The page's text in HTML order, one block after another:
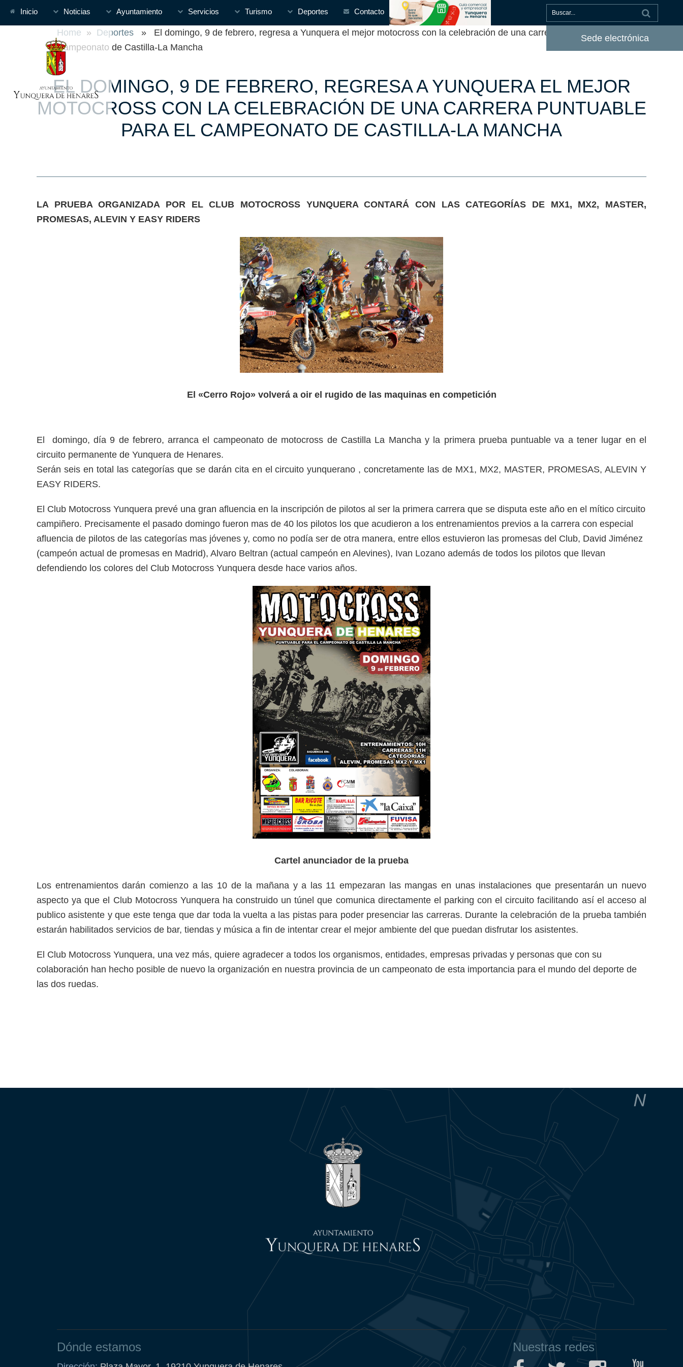
Inicio Noticias Ayuntamiento Servicios Turismo Deportes Contacto
Sede electrónica
Home » Deportes » El domingo, 9 de febrero, regresa a Yunquera el mejor motocross con la celebración de una carrera puntuable para el
Campeonato de Castilla-La Mancha
EL DOMINGO, 9 DE FEBRERO, REGRESA A YUNQUERA EL MEJOR
MOTOCROSS CON LA CELEBRACIÓN DE UNA CARRERA PUNTUABLE
PARA EL CAMPEONATO DE CASTILLA-LA MANCHA
LA PRUEBA ORGANIZADA POR EL CLUB MOTOCROSS YUNQUERA CONTARÁ CON LAS CATEGORÍAS DE MX1, MX2, MASTER,
PROMESAS, ALEVIN Y EASY RIDERS
El «Cerro Rojo» volverá a oir el rugido de las maquinas en competición
El domingo, día 9 de febrero, arranca el campeonato de motocross de Castilla La Mancha y la primera prueba puntuable va a tener lugar en el
circuito permanente de Yunquera de Henares.
Serán seis en total las categorías que se darán cita en el circuito yunquerano , concretamente las de MX1, MX2, MASTER, PROMESAS, ALEVIN Y
EASY RIDERS.
El Club Motocross Yunquera prevé una gran afluencia en la inscripción de pilotos al ser la primera carrera que se disputa este año en el mítico circuito
campiñero. Precisamente el pasado domingo fueron mas de 40 los pilotos los que acudieron a los entrenamientos previos a la carrera con especial
afluencia de pilotos de las categorías mas jóvenes y, como no podía ser de otra manera, entre ellos estuvieron las promesas del Club, David Jiménez
(campeón actual de promesas en Madrid), Alvaro Beltran (actual campeón en Alevines), Ivan Lozano además de todos los pilotos que llevan
defendiendo los colores del Club Motocross Yunquera desde hace varios años.
Cartel anunciador de la prueba
Los entrenamientos darán comienzo a las 10 de la mañana y a las 11 empezaran las mangas en unas instalaciones que presentarán un nuevo
aspecto ya que el Club Motocross Yunquera ha construido un túnel que comunica directamente el parking con el circuito facilitando así el acceso al
publico asistente y que este tenga que dar toda la vuelta a las pistas para poder presenciar las carreras. Durante la celebración de la prueba también
estarán habilitados servicios de bar, tiendas y música a fin de intentar crear el mejor ambiente del que puedan disfrutar los asistentes.
El Club Motocross Yunquera, una vez más, quiere agradecer a todos los organismos, entidades, empresas privadas y personas que con su
colaboración han hecho posible de nuevo la organización en nuestra provincia de un campeonato de esta importancia para el mundo del deporte de
las dos ruedas.
Dónde estamos Nuestras redes